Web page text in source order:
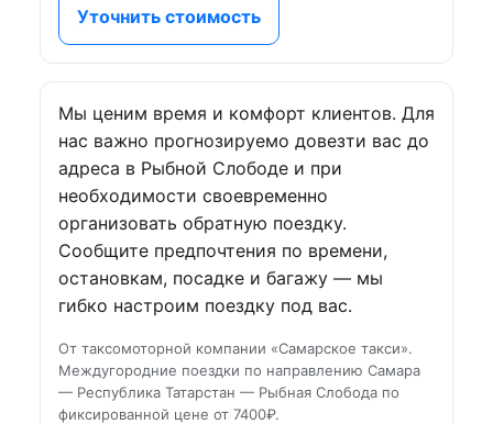
Уточнить стоимость
Мы ценим время и комфорт клиентов. Для
нас важно прогнозируемо довезти вас до
адреса в Рыбной Слободе и при
необходимости своевременно
организовать обратную поездку.
Сообщите предпочтения по времени,
остановкам, посадке и багажу — мы
гибко настроим поездку под вас.
От таксомоторной компании «Самарское такси».
Междугородние поездки по направлению Самара
— Республика Татарстан — Рыбная Слобода по
фиксированной цене от 7400₽.